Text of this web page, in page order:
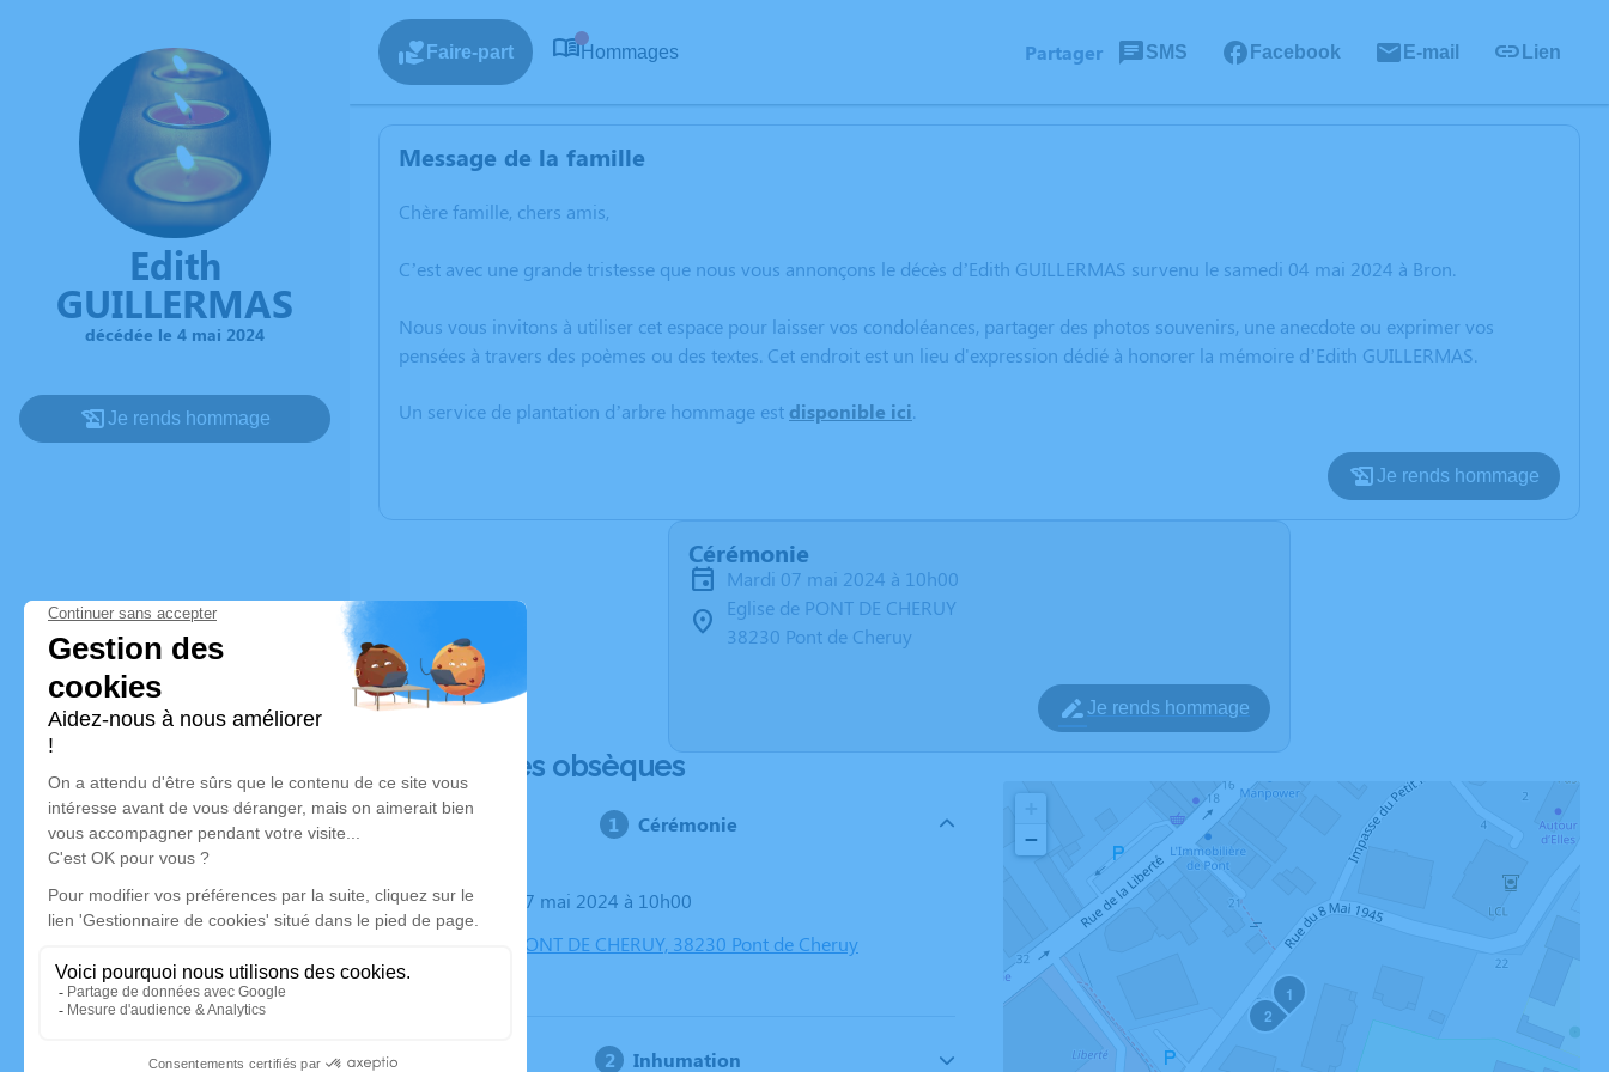
Edith
GUILLERMAS
décédée le 4 mai 2024
Je rends hommage
Faire-part Hommages Partager SMS Facebook E-mail Lien
Message de la famille
Chère famille, chers amis,
C’est avec une grande tristesse que nous vous annonçons le décès d’Edith GUILLERMAS survenu le samedi 04 mai 2024 à Bron.
Nous vous invitons à utiliser cet espace pour laisser vos condoléances, partager des photos souvenirs, une anecdote ou exprimer vos
pensées à travers des poèmes ou des textes. Cet endroit est un lieu d'expression dédié à honorer la mémoire d’Edith GUILLERMAS.
Un service de plantation d’arbre hommage est disponible ici.
Je rends hommage
Cérémonie
mardi 07 mai 2024 à 10h00
Eglise de PONT DE CHERUY
38230 Pont de Cheruy
Je rends hommage
Déroulé des obsèques
Cérémonie
Le mardi 07 mai 2024 à 10h00
Eglise de PONT DE CHERUY, 38230 Pont de Cheruy
Inhumation
1
2
−